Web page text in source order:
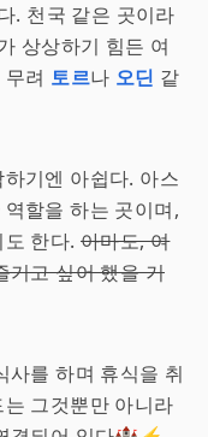
. 천국 같은 곳이라
상상하기 힘든 여
려 토르나 오딘 같
기엔 아쉽다. 아스
할을 하는 곳이며,
한다. 아마도, 여
기고 싶어 했을 거
를 하며 휴식을 취
그것뿐만 아니라